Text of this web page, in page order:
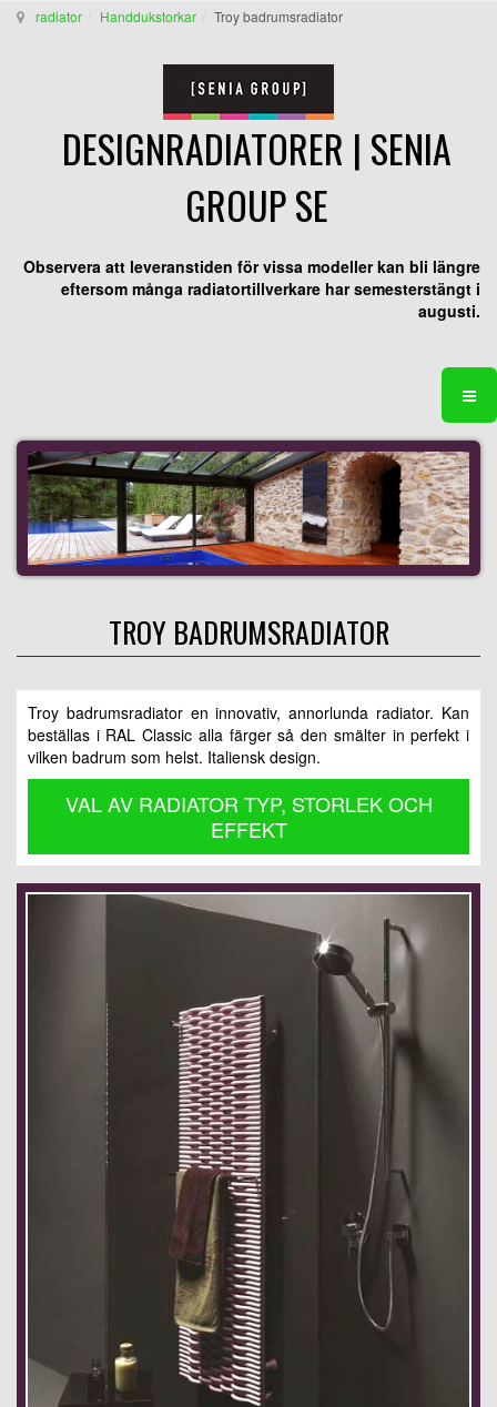
radiator Handdukstorkar Troy badrumsradiator
DESIGNRADIATORER | SENIA
GROUP SE
Observera att leveranstiden för vissa modeller kan bli längre
eftersom många radiatortillverkare har semesterstängt i
augusti.
TROY BADRUMSRADIATOR
Troy badrumsradiator en innovativ, annorlunda radiator. Kan
beställas i RAL Classic alla färger så den smälter in perfekt i
vilken badrum som helst. Italiensk design.
VAL AV RADIATOR TYP, STORLEK OCH
EFFEKT